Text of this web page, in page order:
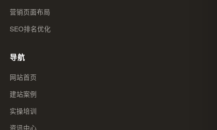
营销页面布局
SEO排名优化
导航
网站首页
建站案例
实操培训
资讯中心